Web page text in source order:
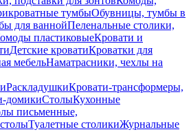
тумбыОбувницы, тумбы в
для ваннойПеленальные столики,
пластиковыеКровати и
Детские кроватиКроватки для
мебельНаматрасники, чехлы на
РаскладушкиКровати-трансформеры,
домикиСтолыКухонные
письменные,
Туалетные столикиЖурнальные